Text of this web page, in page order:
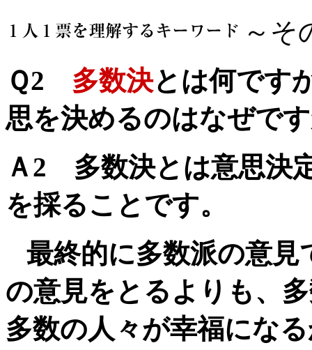
～そ
Ｑ2
多数決とは何です
思を決めるのはなぜで
Ａ2 多数決とは意思決
を採ることです。
最終的に多数派の意
の意見をとるよりも、
多数の人々が幸福にな